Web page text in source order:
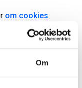
Om
om cookies.
du for eksempel
navn og adresse